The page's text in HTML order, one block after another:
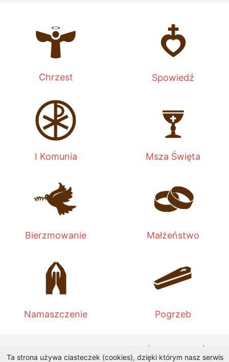
Chrzest Spowiedź
I Komunia Msza Święta
Bierzmowanie Małżeństwo
Namaszczenie Pogrzeb
DobraStronaParafii.pl |
|
Ta strona używa ciasteczek (cookies), dzięki którym nasz serwis